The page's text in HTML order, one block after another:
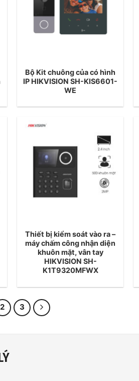
Bộ Kit chuông của có hình
IP HIKVISION SH-KIS6601-
WE
Thiết bị kiểm soát vào ra –
máy chấm công nhận diện
khuôn mặt, vân tay
HIKVISION SH-
K1T9320MFWX
2 3